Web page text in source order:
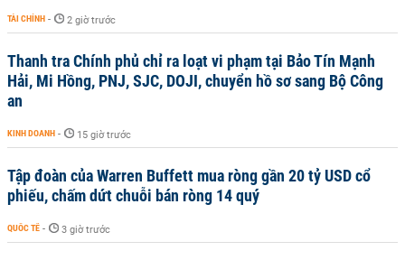
TÀI CHÍNH - 2 giờ trước
Thanh tra Chính phủ chỉ ra loạt vi phạm tại Bảo Tín Mạnh
Hải, Mi Hồng, PNJ, SJC, DOJI, chuyển hồ sơ sang Bộ Công
an
KINH DOANH - 15 giờ trước
Tập đoàn của Warren Buffett mua ròng gần 20 tỷ USD cổ
phiếu, chấm dứt chuỗi bán ròng 14 quý
QUỐC TẾ - 3 giờ trước